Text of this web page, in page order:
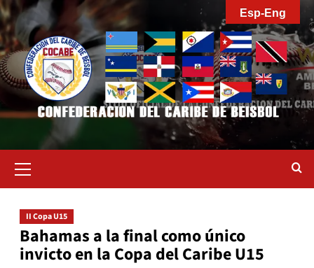
Saltar
al
contenido
primario
II Copa U15
Bahamas a la final como único
invicto en la Copa del Caribe U15
Esp-Eng